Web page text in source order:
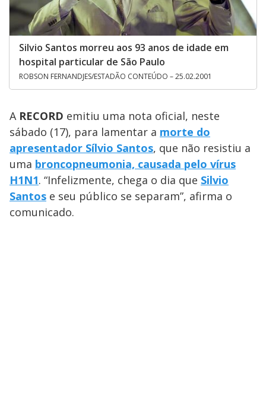
Silvio Santos morreu aos 93 anos de idade em
hospital particular de São Paulo
ROBSON FERNANDJES/ESTADÃO CONTEÚDO – 25.02.2001
A RECORD emitiu uma nota oficial, neste
sábado (17), para lamentar a morte do
apresentador Sílvio Santos, que não resistiu a
uma broncopneumonia, causada pelo vírus
H1N1. “Infelizmente, chega o dia que Silvio
Santos e seu público se separam”, afirma o
comunicado.